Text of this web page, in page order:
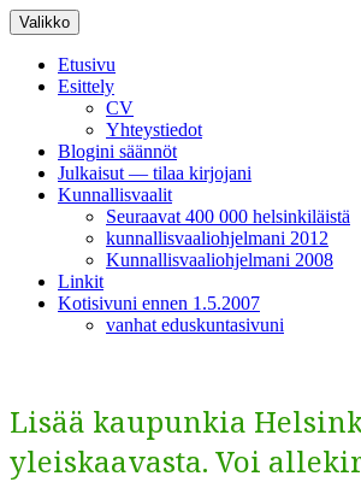
Siirry
sisältöön
Valikko
Etusivu
Esittely
CV
Yhteystiedot
Blogini säännöt
Julkaisut — tilaa kirjojani
Kunnallisvaalit
Seuraavat 400 000 helsinkiläistä
kunnallisvaaliohjelmani 2012
Kunnallisvaaliohjelmani 2008
Linkit
Kotisivuni ennen 1.5.2007
vanhat eduskuntasivuni
Lisää kaupunkia
yleiskaavasta. Voi